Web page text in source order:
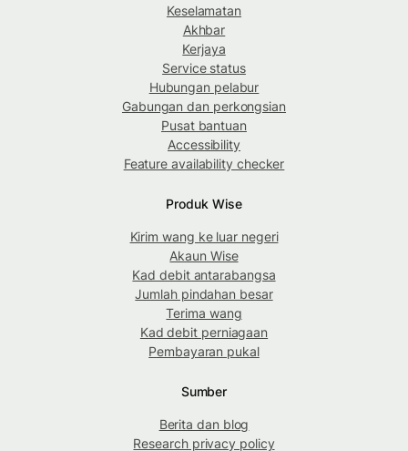
Keselamatan
Akhbar
Kerjaya
Service status
Hubungan pelabur
Gabungan dan perkongsian
Pusat bantuan
Accessibility
Feature availability checker
Produk Wise
Kirim wang ke luar negeri
Akaun Wise
Kad debit antarabangsa
Jumlah pindahan besar
Terima wang
Kad debit perniagaan
Pembayaran pukal
Sumber
Berita dan blog
Research privacy policy